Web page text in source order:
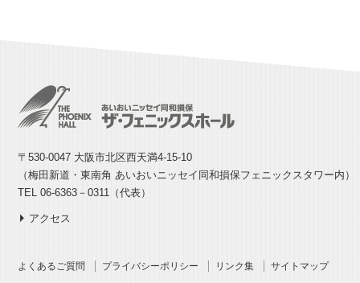
〒530-0047 大阪市北区西天満4-15-10
（梅田新道・東南角 あいおいニッセイ同和損保フェニックスタワー内）
TEL 06-6363－0311（代表）
アクセス
よくあるご質問 プライバシーポリシー リンク集 サイトマップ